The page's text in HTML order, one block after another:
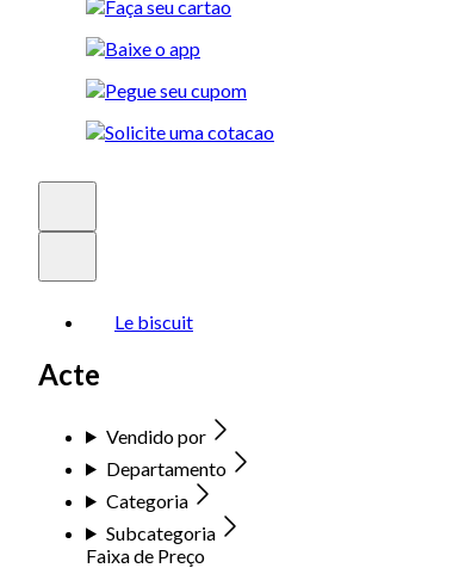
Le biscuit
Acte
Vendido por
Departamento
Categoria
Subcategoria
Faixa de Preço